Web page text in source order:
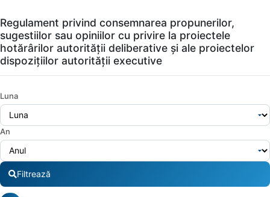
Regulament privind consemnarea propunerilor,
sugestiilor sau opiniilor cu privire la proiectele
hotărârilor autorității deliberative și ale proiectelor
dispozițiilor autorității executive
Luna
An
Filtrează